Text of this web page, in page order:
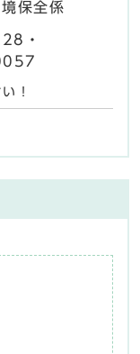
保全係
・
！